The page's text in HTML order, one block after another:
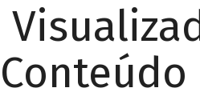
Conteúdo